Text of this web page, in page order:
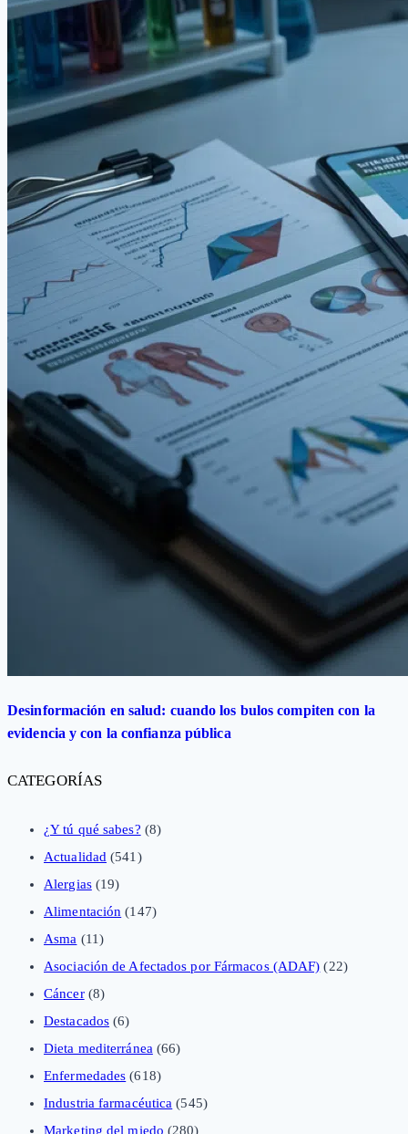
Desinformación en salud: cuando los bulos compiten con la
evidencia y con la confianza pública
CATEGORÍAS
¿Y tú qué sabes? (8)
Actualidad (541)
Alergias(19)
Alimentación (147)
Asma (11)
Asociación de Afectados por Fármacos (ADAF) (22)
Cáncer(8)
Destacados (6)
Dieta mediterránea (66)
Enfermedades (618)
Industria farmacéutica (545)
Marketing del miedo (280)